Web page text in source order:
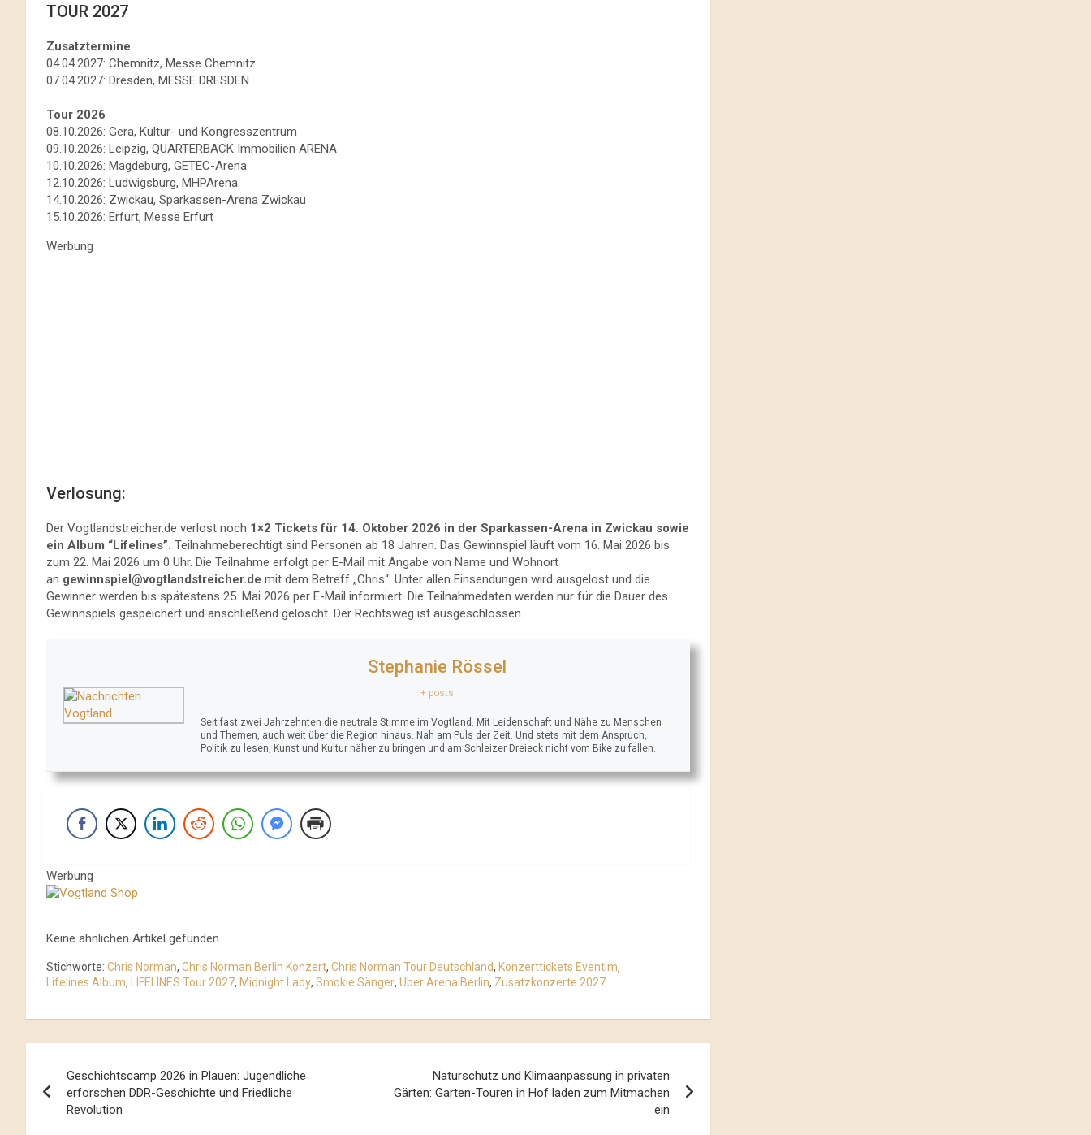
TOUR 2027
Zusatztermine
04.04.2027: Chemnitz, Messe Chemnitz
07.04.2027: Dresden, MESSE DRESDEN
Tour 2026
08.10.2026: Gera, Kultur- und Kongresszentrum
09.10.2026: Leipzig, QUARTERBACK Immobilien ARENA
10.10.2026: Magdeburg, GETEC-Arena
12.10.2026: Ludwigsburg, MHPArena
14.10.2026: Zwickau, Sparkassen-Arena Zwickau
15.10.2026: Erfurt, Messe Erfurt
Werbung
Verlosung:
Der Vogtlandstreicher.de verlost noch 1×2 Tickets für 14. Oktober 2026 in der Sparkassen-Arena in Zwickau sowie
ein Album “Lifelines”. Teilnahmeberechtigt sind Personen ab 18 Jahren. Das Gewinnspiel läuft vom 16. Mai 2026 bis
zum 22. Mai 2026 um 0 Uhr. Die Teilnahme erfolgt per E-Mail mit Angabe von Name und Wohnort
an gewinnspiel@vogtlandstreicher.de mit dem Betreff „Chris“. Unter allen Einsendungen wird ausgelost und die
Gewinner werden bis spätestens 25. Mai 2026 per E-Mail informiert. Die Teilnahmedaten werden nur für die Dauer des
Gewinnspiels gespeichert und anschließend gelöscht. Der Rechtsweg ist ausgeschlossen.
Stephanie Rössel
+ posts
Seit fast zwei Jahrzehnten die neutrale Stimme im Vogtland. Mit Leidenschaft und Nähe zu Menschen
und Themen, auch weit über die Region hinaus. Nah am Puls der Zeit. Und stets mit dem Anspruch,
Politik zu lesen, Kunst und Kultur näher zu bringen und am Schleizer Dreieck nicht vom Bike zu fallen.
Werbung
Keine ähnlichen Artikel gefunden.
Stichworte: Chris Norman, Chris Norman Berlin Konzert, Chris Norman Tour Deutschland, Konzerttickets Eventim,
Lifelines Album, LIFELINES Tour 2027, Midnight Lady, Smokie Sänger, Uber Arena Berlin, Zusatzkonzerte 2027
Navigation
Geschichtscamp 2026 in Plauen: Jugendliche
erforschen DDR-Geschichte und Friedliche
Revolution
Naturschutz und Klimaanpassung in privaten
Gärten: Garten-Touren in Hof laden zum Mitmachen
ein